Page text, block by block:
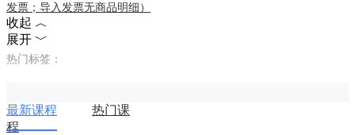
发票；导入发票无商品明细）
收起 ︿
展开 ﹀
热门标签：
最新课程
热门课
程